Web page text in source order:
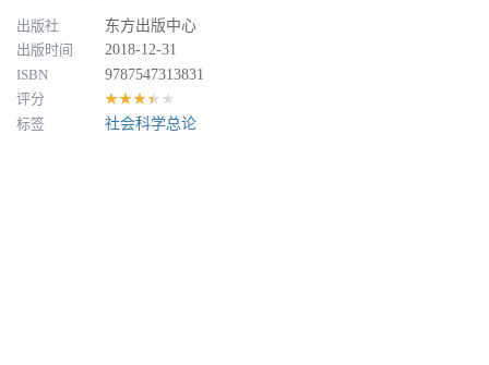
出版社
东方出版中心
出版时间
2018-12-31
ISBN
9787547313831
评分
★★★★★
标签 社会科学总论